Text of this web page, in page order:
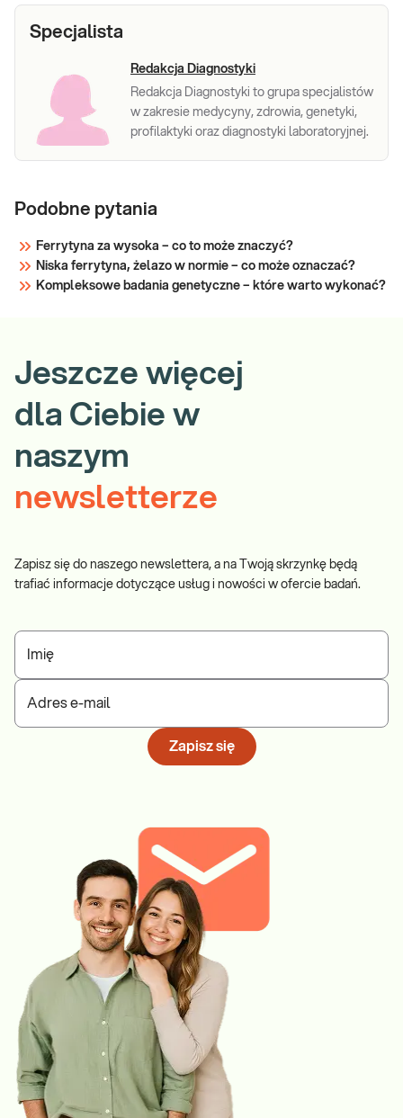
Specjalista
Redakcja Diagnostyki
Redakcja Diagnostyki to grupa specjalistów
w zakresie medycyny, zdrowia, genetyki,
profilaktyki oraz diagnostyki laboratoryjnej.
Podobne pytania
Ferrytyna za wysoka – co to może znaczyć?
Niska ferrytyna, żelazo w normie – co może oznaczać?
Kompleksowe badania genetyczne – które warto wykonać?
Jeszcze więcej
dla Ciebie w
naszym
newsletterze
Zapisz się do naszego newslettera, a na Twoją skrzynkę będą
trafiać informacje dotyczące usług i nowości w ofercie badań.
Imię
Adres e-mail
Zapisz się